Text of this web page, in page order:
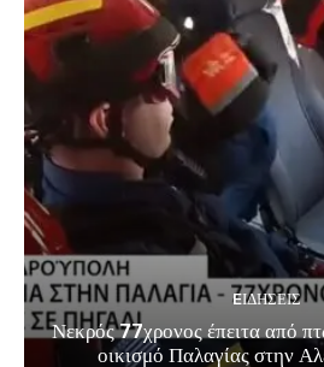
EΙΔΗΣΕΙΣ
Νεκρός 77χρονος έπειτα από
οικισμό Παλαγίας στην